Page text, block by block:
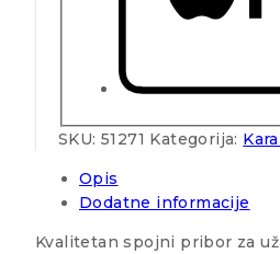
SKU: 51271 Kategorija:
Opis
Dodatne informacije
Kvalitetan spojni pribor za